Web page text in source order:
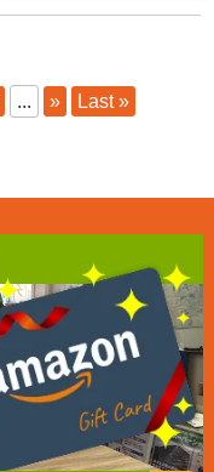
... » Last »